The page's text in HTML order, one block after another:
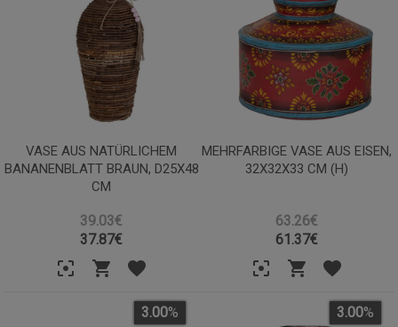
VASE AUS NATÜRLICHEM
BANANENBLATT BRAUN, D25X48
CM
39.03€
37.87€
MEHRFARBIGE VASE AUS EISEN,
32X32X33 CM (H)
63.26€
61.37€
3.00% 3.00%